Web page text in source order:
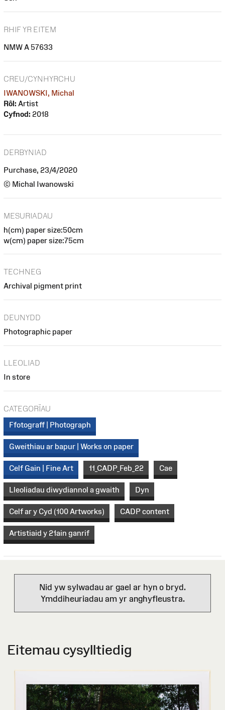
RHIF YR EITEM
NMW A 57633
CREU/CYNHYRCHU
IWANOWSKI, Michal
Rôl: Artist
Cyfnod: 2018
DERBYNIAD
Purchase, 23/4/2020
© Michal Iwanowski
MESURIADAU
h(cm) paper size:50cm
w(cm) paper size:75cm
TECHNEG
Archival pigment print
DEUNYDD
Photographic paper
LLEOLIAD
In store
CATEGORÏAU
Ffotograff | Photograph
Gweithiau ar bapur | Works on paper
Celf Gain | Fine Art 11_CADP_Feb_22 Cae
Lleoliadau diwydiannol a gwaith Dyn
Celf ar y Cyd (100 Artworks) CADP content
Artistiaid y 21ain ganrif
Nid yw sylwadau ar gael ar hyn o bryd.
Ymddiheuriadau am yr anghyfleustra.
Eitemau cysylltiedig